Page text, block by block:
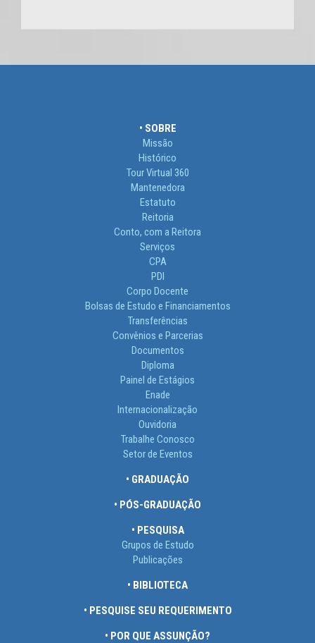
• SOBRE
Missão
Histórico
Tour Virtual 360
Mantenedora
Estatuto
Reitoria
Conto, com a Reitora
Serviços
CPA
PDI
Corpo Docente
Bolsas de Estudo e Financiamentos
Transferências
Convênios e Parcerias
Documentos
Diploma
Painel de Estágios
Enade
Internacionalização
Ouvidoria
Trabalhe Conosco
Setor de Eventos
• GRADUAÇÃO
• PÓS-GRADUAÇÃO
• PESQUISA
Grupos de Estudo
Publicações
• BIBLIOTECA
• PESQUISE SEU REQUERIMENTO
• POR QUE ASSUNÇÃO?